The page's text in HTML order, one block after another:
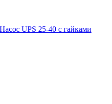
UPS 25-40 с гайками